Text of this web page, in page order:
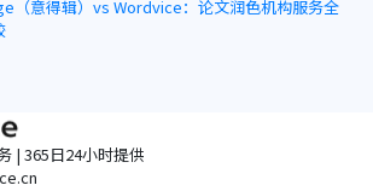
（意得辑）vs Wordvice：论文润色机构服务全
| 365日24小时提供